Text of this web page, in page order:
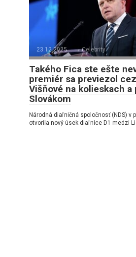
23.12.2025 Celebrity
Takého Fica ste ešte
premiér sa previezol
Višňové na kolieskach a
Slovákom
Národná diaľničná spoločnosť (NDS) v
otvorila nový úsek diaľnice D1 medzi